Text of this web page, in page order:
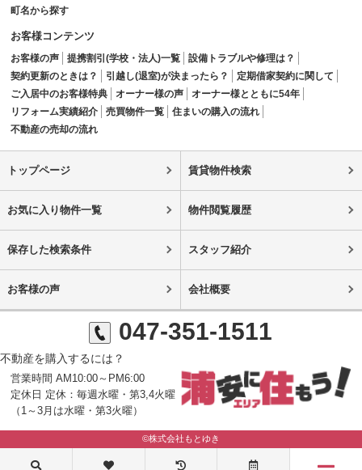
町名から探す
お客様コンテンツ
お客様の声 提携割引(学校・法人)一覧
設備トラブルや修理は？
契約更新のときは？
引越し(退室)が決まったら？
定期借家契約に関して
ご入居中のお客様特典
オーナー様の声
オーナー様とともに54年
リフォーム実績紹介
売買物件一覧
住まいの購入の流れ
不動産の売却の流れ
トップページ 賃貸物件検索
お気に入り物件一覧 物件閲覧履歴
保存した検索条件 スタッフ紹介
お客様の声 会社概要
047-351-1511
不動産を購入するには？
営業時間 AM10:00～PM6:00
定休日 定休：毎週水曜・第3,4火曜
（1～3月は水曜・第3火曜）
©株式会社もとゆき